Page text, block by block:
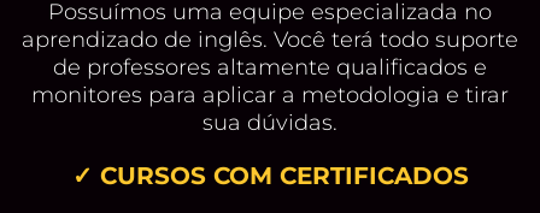
Possuímos uma equipe especializada no
aprendizado de inglês. Você terá todo suporte
de professores altamente qualificados e
monitores para aplicar a metodologia e tirar
sua dúvidas.
✓ CURSOS COM CERTIFICADOS